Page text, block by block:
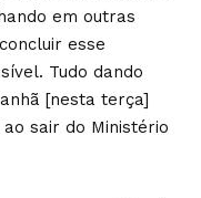
em outras
esse
Tudo dando
[nesta terça]
sair do Ministério